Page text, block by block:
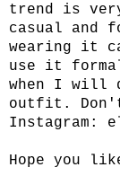
trend is
casual and
wearing it
use it
when I will
outfit.
Instagram:
Hope you